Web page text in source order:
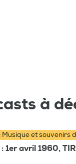
à
Musique et souvenirs
1er avril 1960,